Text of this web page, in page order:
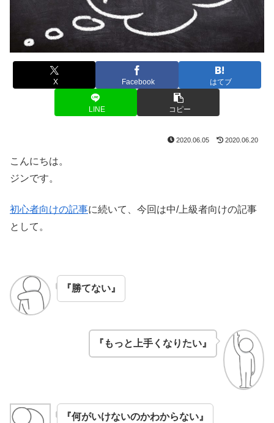
X Facebook はてブ
LINE コピー
2020.06.05 2020.06.20
こんにちは。
ジンです。
初心者向けの記事に続いて、今回は中/上級者向けの記事
として。
『勝てない』
『もっと上手くなりたい』
『何がいけないのかわからない』